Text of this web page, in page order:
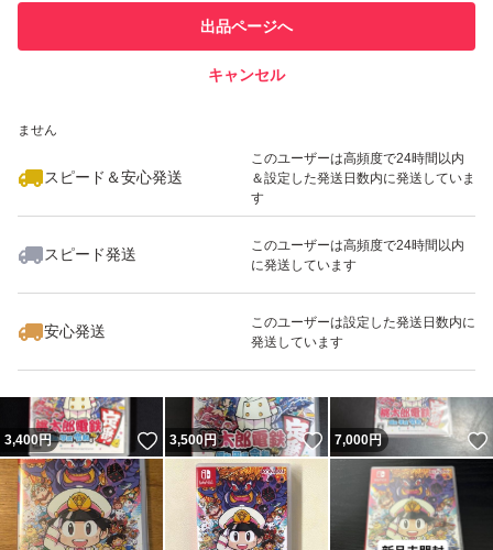
での取引実績があります
ません
スピード＆安心発送
このユーザーは高頻度で24時間以内
＆設定した発送日数内に発送していま
す
スピード発送
このユーザーは高頻度で24時間以内
に発送しています
安心発送
このユーザーは設定した発送日数内に
発送しています
出品ページへ
キャンセル
いいね！
3,500
3,400円 いいね！
3,500円 いいね！
7,000円